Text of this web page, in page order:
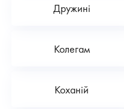
Дружині
Колегам
Коханій